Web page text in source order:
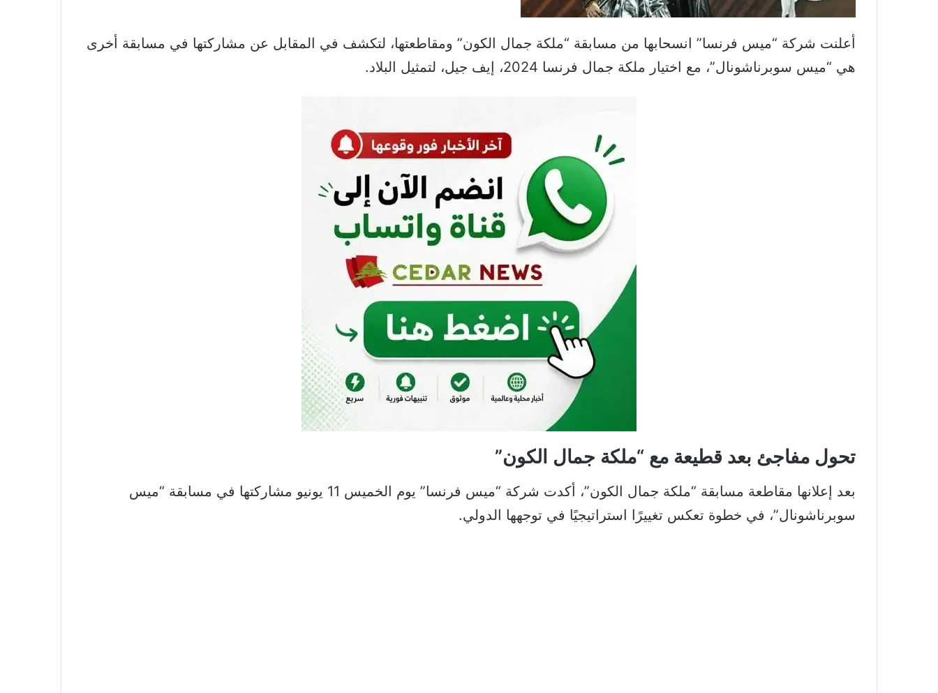
أعلنت شركة “ميس فرنسا” انسحابها من مسابقة “ملكة جمال الكون” ومقاطعتها، لتكشف في المقابل عن مشاركتها في مسابقة أخرى
هي “ميس سوبرناشونال”، مع اختيار ملكة جمال فرنسا 2024، إيف جيل، لتمثيل البلاد.
تحول مفاجئ بعد قطيعة مع “ملكة جمال الكون”
بعد إعلانها مقاطعة مسابقة “ملكة جمال الكون”، أكدت شركة “ميس فرنسا” يوم الخميس 11 يونيو مشاركتها في مسابقة “ميس
سوبرناشونال”، في خطوة تعكس تغييرًا استراتيجيًا في توجهها الدولي.